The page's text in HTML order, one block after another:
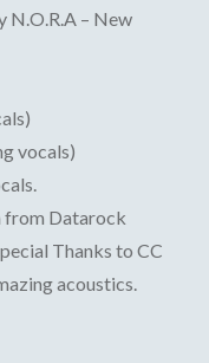
N.O.R.A – New
vocals)
from Datarock
Thanks to CC
acoustics.